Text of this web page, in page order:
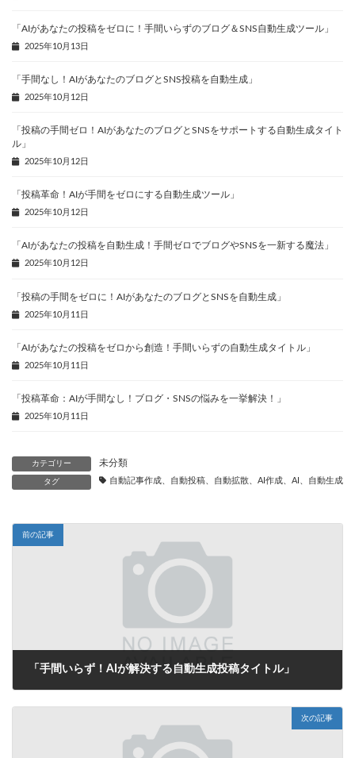
「AIがあなたの投稿をゼロに！手間いらずのブログ＆SNS自動生成ツール」
2025年10月13日
「手間なし！AIがあなたのブログとSNS投稿を自動生成」
2025年10月12日
「投稿の手間ゼロ！AIがあなたのブログとSNSをサポートする自動生成タイト
ル」
2025年10月12日
「投稿革命！AIが手間をゼロにする自動生成ツール」
2025年10月12日
「AIがあなたの投稿を自動生成！手間ゼロでブログやSNSを一新する魔法」
2025年10月12日
「投稿の手間をゼロに！AIがあなたのブログとSNSを自動生成」
2025年10月11日
「AIがあなたの投稿をゼロから創造！手間いらずの自動生成タイトル」
2025年10月11日
「投稿革命：AIが手間なし！ブログ・SNSの悩みを一挙解決！」
2025年10月11日
カテゴリー 未分類
タグ 自動記事作成、自動投稿、自動拡散、AI作成、AI、自動生成、
前の記事
「手間いらず！AIが解決する自動生成投稿タイトル」
次の記事